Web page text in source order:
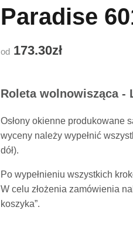
Paradise
od 173.30zł
Roleta wolnowisząca -
Osłony okienne produkowane
wyceny należy wypełnić
dół).
Po wypełnieniu wszystkich
W celu złożenia zamówienia
koszyka”.